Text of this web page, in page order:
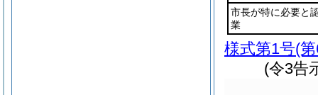
市長が特に必要と
業
様式第1号(
(令3告